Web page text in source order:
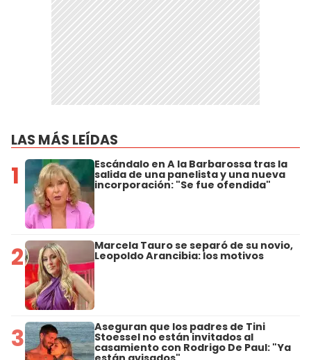
LAS MÁS LEÍDAS
1 Escándalo en A la Barbarossa tras la
salida de una panelista y una nueva
incorporación: "Se fue ofendida"
2 Marcela Tauro se separó de su novio,
Leopoldo Arancibia: los motivos
3 Aseguran que los padres de Tini
Stoessel no están invitados al
casamiento con Rodrigo De Paul: "Ya